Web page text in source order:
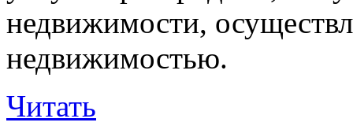
недвижимости,
недвижимостью.
Читать